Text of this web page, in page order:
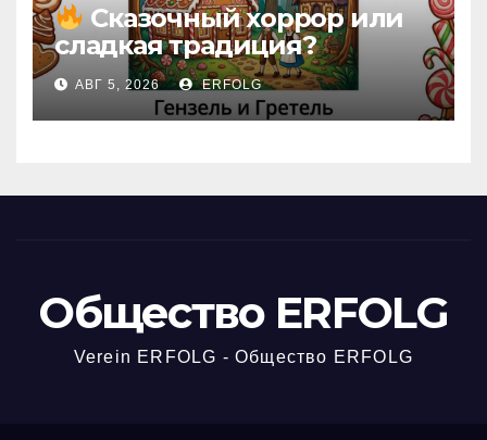
Сказочный хоррор или
сладкая традиция?
Открываем секреты
вчерашней викторины!
АВГ 5, 2026 ERFOLG
Общество ERFOLG
Verein ERFOLG - Общество ERFOLG